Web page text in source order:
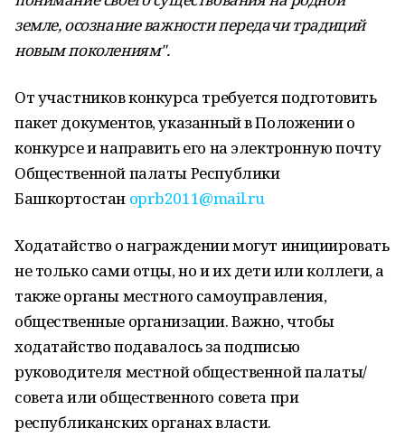
земле, осознание важности передачи традиций
новым поколениям".
От участников конкурса требуется подготовить
пакет документов, указанный в Положении о
конкурсе и направить его на электронную почту
Общественной палаты Республики
Башкортостан oprb2011@mail.ru
Ходатайство о награждении могут инициировать
не только сами отцы, но и их дети или коллеги, а
также органы местного самоуправления,
общественные организации. Важно, чтобы
ходатайство подавалось за подписью
руководителя местной общественной палаты/
совета или общественного совета при
республиканских органах власти.